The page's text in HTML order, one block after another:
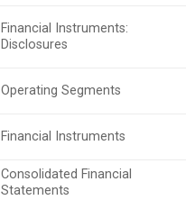
Financial Instruments:
Disclosures
Operating Segments
Financial Instruments
Consolidated Financial
Statements